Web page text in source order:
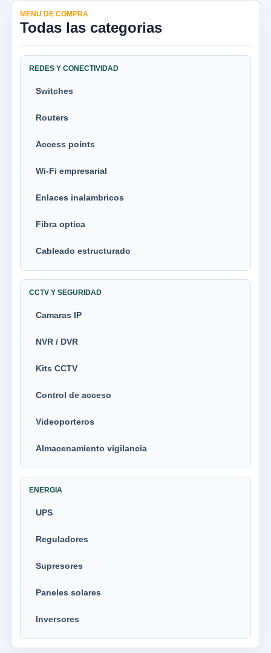
MENU DE COMPRA
Todas las categorias
REDES Y CONECTIVIDAD
Switches
Routers
Access points
Wi-Fi empresarial
Enlaces inalambricos
Fibra optica
Cableado estructurado
CCTV Y SEGURIDAD
Camaras IP
NVR / DVR
Kits CCTV
Control de acceso
Videoporteros
Almacenamiento vigilancia
ENERGIA
UPS
Reguladores
Supresores
Paneles solares
Inversores